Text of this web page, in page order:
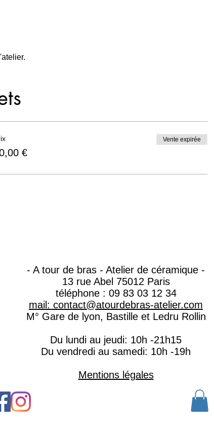
€
Vente expirée
- A tour de bras - Atelier de céramique -
13 rue Abel 75012 Paris
téléphone : 09 83 03 12 34
mail: contact@atourdebras-atelier.com​
M° Gare de lyon, Bastille et Ledru Rollin
Du lundi au jeudi: 10h -21h15
Du vendredi au samedi: 10h -19h
Mentions légales